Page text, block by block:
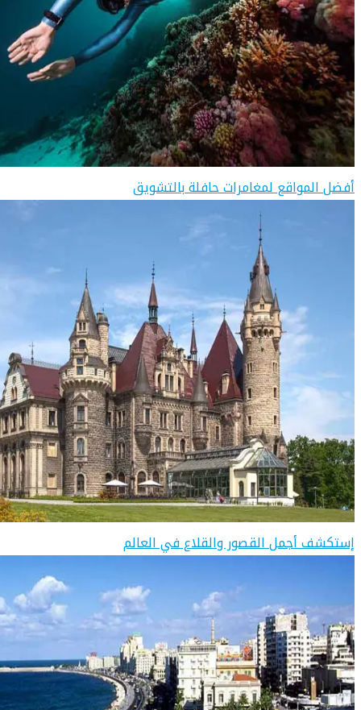
أفضل المواقع لمغامرات حافلة بالتشويق
إستكشف أجمل القصور والقلاع في العالم